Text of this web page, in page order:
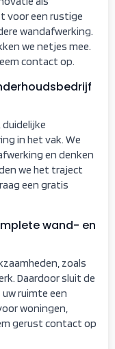
voor een rustige
wandafwerking.
we netjes mee.
contact op.
in het vak. We
en denken
we het traject
een gratis
wand- en
zoals
Daardoor sluit de
ruimte een
woningen,
gerust contact op